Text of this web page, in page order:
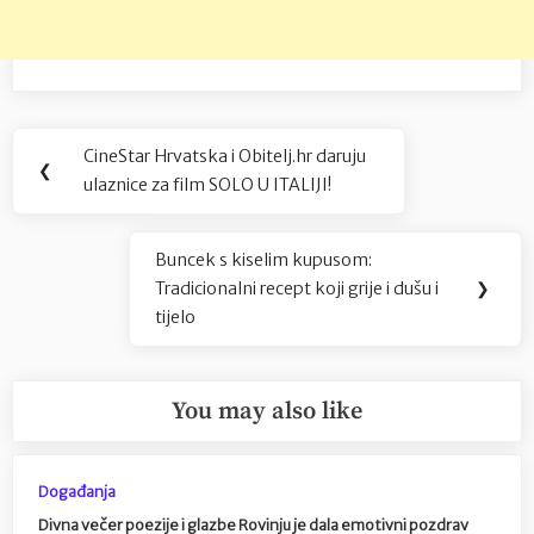
Navigacija
objava
❮
Previous
Post:
CineStar Hrvatska i Obitelj.hr daruju
ulaznice za film SOLO U ITALIJI!
Next
Post:
Buncek s kiselim kupusom:
Tradicionalni recept koji grije i dušu i
tijelo
❯
You may also like
Događanja
Divna večer poezije i glazbe Rovinju je dala emotivni pozdrav